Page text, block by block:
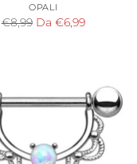
OPALI
Prezzo
€8,99 Da €6,99